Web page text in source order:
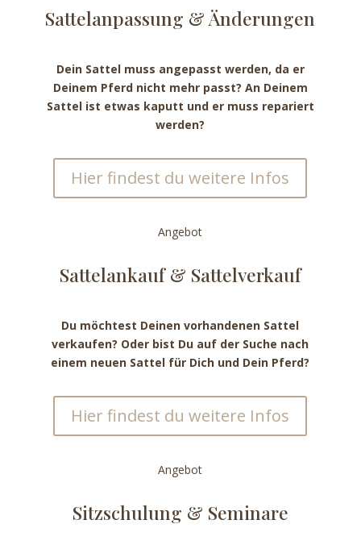
Sattel­anpassung & Änderungen
Dein Sattel muss angepasst werden, da er
Deinem Pferd nicht mehr passt? An Deinem
Sattel ist etwas kaputt und er muss repariert
werden?
Hier findest du weitere Infos
Angebot
Sattel­ankauf & Sattel­verkauf
Du möchtest Deinen vorhandenen Sattel
verkaufen? Oder bist Du auf der Suche nach
einem neuen Sattel für Dich und Dein Pferd?
Hier findest du weitere Infos
Angebot
Sitz­schulung & Seminare